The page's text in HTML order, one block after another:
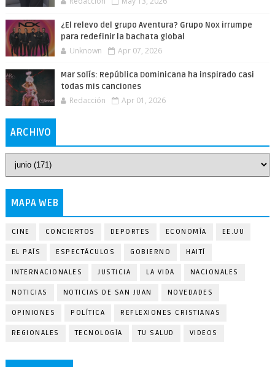
¿El relevo del grupo Aventura? Grupo Nox irrumpe
para redefinir la bachata global
Unknown Apr 07, 2026
Mar Solís: República Dominicana ha inspirado casi
todas mis canciones
Redacción Apr 01, 2026
ARCHIVO
MAPA WEB
CINE CONCIERTOS DEPORTES ECONOMÍA EE.UU
EL PAÍS ESPECTÁCULOS GOBIERNO HAITÍ
INTERNACIONALES JUSTICIA LA VIDA NACIONALES
NOTICIAS NOTICIAS DE SAN JUAN NOVEDADES
OPINIONES POLÍTICA REFLEXIONES CRISTIANAS
REGIONALES TECNOLOGÍA TU SALUD VIDEOS